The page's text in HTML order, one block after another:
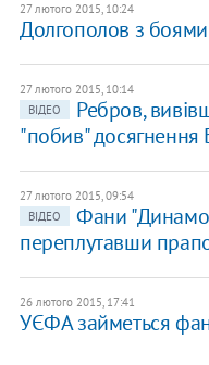
27 лютого 2015, 10:24
​Долгополов з
27 лютого 2015, 10:14
ВІДЕО
Ребров,
"побив" досягнення
27 лютого 2015, 09:54
ВІДЕО
Фани
переплутавши
26 лютого 2015, 17:41
УЄФА займеться